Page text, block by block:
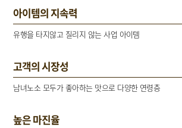
아이템의 지속력
유행을 타지않고 질리지 않는 사업 아이템
고객의 시장성
남녀노소 모두가 좋아하는 맛으로 다양한 연령층
높은 마진율